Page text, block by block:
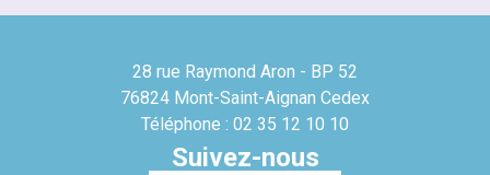
28 rue Raymond Aron - BP 52
76824 Mont-Saint-Aignan Cedex
Téléphone : 02 35 12 10 10
Suivez-nous